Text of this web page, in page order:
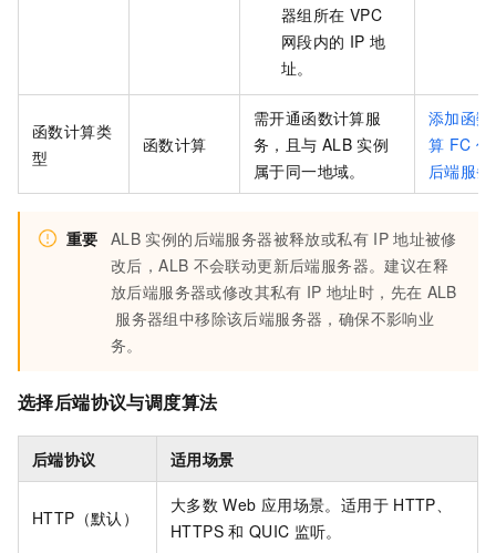
器组所在 VPC
网段内的 IP 地
址。
函数计算类
型
函数计算
需开通函数计算服
务，且与 ALB 实例
属于同一地域。
添加函数
算 FC 作
后端服务
重要 ALB 实例的后端服务器被释放或私有 IP 地址被修
改后，ALB 不会联动更新后端服务器。建议在释
放后端服务器或修改其私有 IP 地址时，先在 ALB
服务器组中移除该后端服务器，确保不影响业
务。
选择后端协议与调度算法
后端协议 适用场景
HTTP（默认）
大多数 Web 应用场景。适用于 HTTP、
HTTPS 和 QUIC 监听。